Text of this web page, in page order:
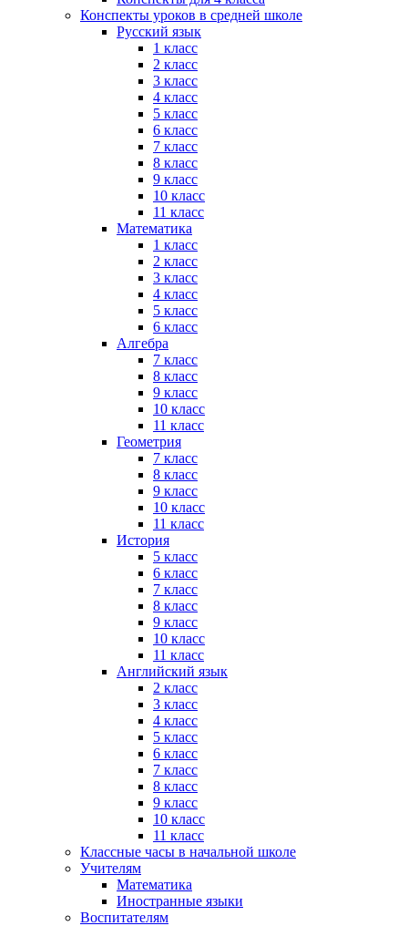
Конспекты уроков в средней школе
Русский язык
1 класс
2 класс
3 класс
4 класс
5 класс
6 класс
7 класс
8 класс
9 класс
10 класс
11 класс
Математика
1 класс
2 класс
3 класс
4 класс
5 класс
6 класс
Алгебра
7 класс
8 класс
9 класс
10 класс
11 класс
Геометрия
7 класс
8 класс
9 класс
10 класс
11 класс
История
5 класс
6 класс
7 класс
8 класс
9 класс
10 класс
11 класс
Английский язык
2 класс
3 класс
4 класс
5 класс
6 класс
7 класс
8 класс
9 класс
10 класс
11 класс
Классные часы в начальной школе
Учителям
Математика
Иностранные языки
Воспитателям